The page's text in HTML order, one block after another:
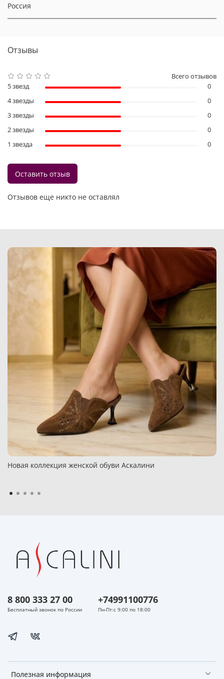
Россия
Отзывы
Отзывов еще никто не оставлял
Всего отзывов
5 звезд
0
4 звезды
0
3 звезды
0
2 звезды
0
1 звезда
0
Оставить отзыв
Новая коллекция женской обуви Аскалини
Полезная информация
8 800 333 27 00
Бесплатный звонок по России
+74991100776
Пн-Пт:с 9:00 по 18:00